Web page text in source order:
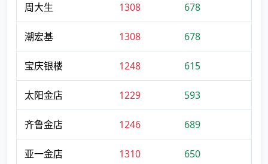
周大生 1308 678
潮宏基 1308 678
宝庆银楼 1248 615
太阳金店 1229 593
齐鲁金店 1246 689
亚一金店 1310 650